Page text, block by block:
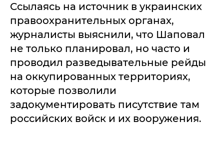
Ссылаясь на источник в украинских
правоохранительных органах,
журналисты выяснили, что Шаповал
не только планировал, но часто и
проводил разведывательные рейды
на оккупированных территориях,
которые позволили
задокументировать писутствие там
российских войск и их вооружения.